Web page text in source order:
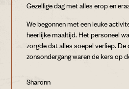
Gezellige dag met alles erop en
We begonnen met een leuke
heerlijke maaltijd. Het personeel
zorgde dat alles soepel verliep.
zonsondergang waren de kers op
Sharonn